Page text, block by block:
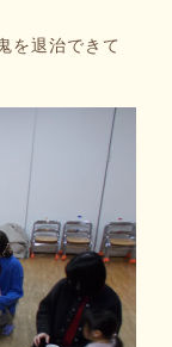
を退治できて